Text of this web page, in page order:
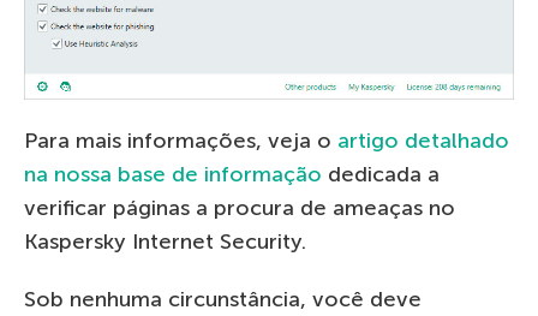
Para mais informações, veja o artigo detalhado
na nossa base de informação dedicada a
verificar páginas a procura de ameaças no
Kaspersky Internet Security.
Sob nenhuma circunstância, você deve